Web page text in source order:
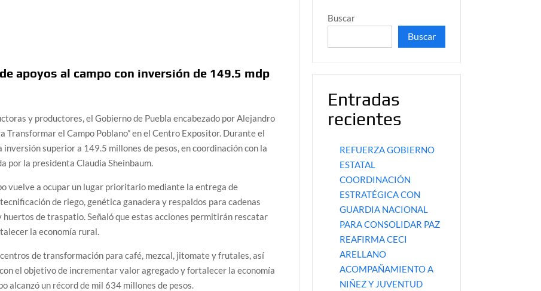
apoyos al campo con inversión de 149.5 mdp
y productores, el Gobierno de Puebla encabezado por Alejandro
Transformar el Campo Poblano” en el Centro Expositor. Durante el
superior a 149.5 millones de pesos, en coordinación con la
por la presidenta Claudia Sheinbaum.
vuelve a ocupar un lugar prioritario mediante la entrega de
de riego, genética ganadera y respaldos para cadenas
de traspatio. Señaló que estas acciones permitirán rescatar
la economía rural.
de transformación para café, mezcal, jitomate y frutales, así
el objetivo de incrementar valor agregado y fortalecer la economía
alcanzó un récord de mil 634 millones de pesos.
Buscar
Buscar
Entradas
recientes
REFUERZA GOBIERNO
ESTATAL
COORDINACIÓN
ESTRATÉGICA CON
GUARDIA NACIONAL
PARA CONSOLIDAR PAZ
REAFIRMA CECI
ARELLANO
ACOMPAÑAMIENTO A
NIÑEZ Y JUVENTUD